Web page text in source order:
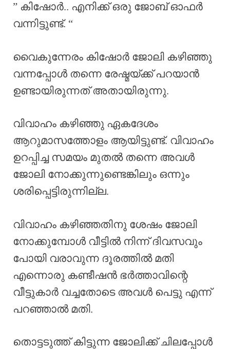
” കിഷോർ.. എനിക്ക് ഒരു ജോബ് ഓഫർ
വന്നിട്ടുണ്ട്. “
വൈകുന്നേരം കിഷോർ ജോലി കഴിഞ്ഞു
വന്നപ്പോൾ തന്നെ രേഷ്മയ്ക്ക് പറയാൻ
ഉണ്ടായിരുന്നത് അതായിരുന്നു.
വിവാഹം കഴിഞ്ഞു ഏകദേശം
ആറുമാസത്തോളം ആയിട്ടുണ്ട്. വിവാഹം
ഉറപ്പിച്ച സമയം മുതൽ തന്നെ അവൾ
ജോലി നോക്കുന്നുണ്ടെങ്കിലും ഒന്നും
ശരിപ്പെട്ടിരുന്നില്ല.
വിവാഹം കഴിഞ്ഞതിനു ശേഷം ജോലി
നോക്കുമ്പോൾ വീട്ടിൽ നിന്ന് ദിവസവും
പോയി വരാവുന്ന ദൂരത്തിൽ മതി
എന്നൊരു കണ്ടീഷൻ ഭർത്താവിന്റെ
വീട്ടുകാർ വച്ചതോടെ അവൾ പെട്ടു എന്ന്
പറഞ്ഞാൽ മതി.
തൊട്ടടുത്ത് കിട്ടുന്ന ജോലിക്ക് ചിലപ്പോൾ